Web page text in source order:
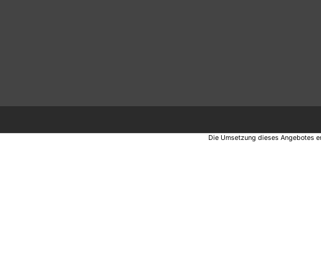
Die Umsetzung dieses Angebotes